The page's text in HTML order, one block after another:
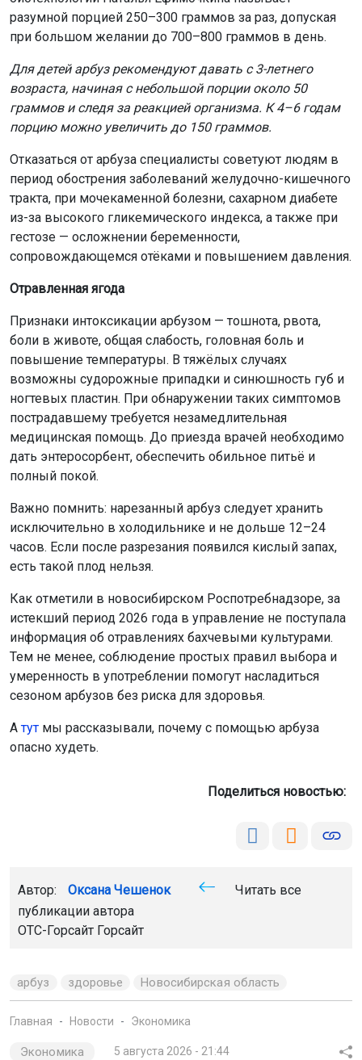
разумной порцией 250–300 граммов за раз, допуская
при большом желании до 700–800 граммов в день.
Для детей арбуз рекомендуют давать с 3-летнего
возраста, начиная с небольшой порции около 50
граммов и следя за реакцией организма. К 4–6 годам
порцию можно увеличить до 150 граммов.
Отказаться от арбуза специалисты советуют людям в
период обострения заболеваний желудочно-кишечного
тракта, при мочекаменной болезни, сахарном диабете
из-за высокого гликемического индекса, а также при
гестозе — осложнении беременности,
сопровождающемся отёками и повышением давления.
Отравленная ягода
Признаки интоксикации арбузом — тошнота, рвота,
боли в животе, общая слабость, головная боль и
повышение температуры. В тяжёлых случаях
возможны судорожные припадки и синюшность губ и
ногтевых пластин. При обнаружении таких симптомов
пострадавшему требуется незамедлительная
медицинская помощь. До приезда врачей необходимо
дать энтеросорбент, обеспечить обильное питьё и
полный покой.
Важно помнить: нарезанный арбуз следует хранить
исключительно в холодильнике и не дольше 12–24
часов. Если после разрезания появился кислый запах,
есть такой плод нельзя.
Как отметили в новосибирском Роспотребнадзоре, за
истекший период 2026 года в управление не поступала
информация об отравлениях бахчевыми культурами.
Тем не менее, соблюдение простых правил выбора и
умеренность в употреблении помогут насладиться
сезоном арбузов без риска для здоровья.
Атут мы рассказывали, почему с помощью арбуза
опасно худеть.
Поделиться новостью:
Автор: Оксана Чешенок
Читать все
публикации автора
ОТС-Горсайт Горсайт
арбуз здоровье Новосибирская область
Главная Новости Экономика
Экономика 5 августа 2026 - 21:44